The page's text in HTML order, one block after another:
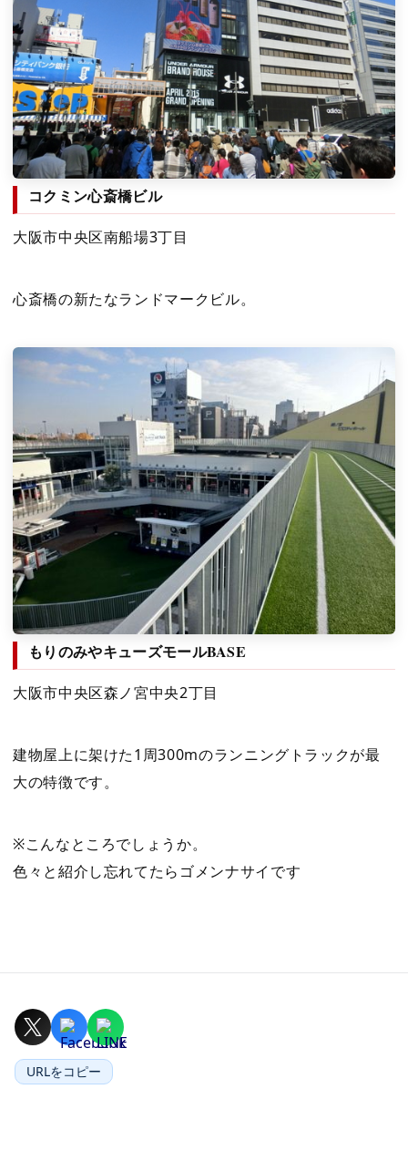
コクミン心斎橋ビル
大阪市中央区南船場3丁目
心斎橋の新たなランドマークビル。
もりのみやキューズモールBASE
大阪市中央区森ノ宮中央2丁目
建物屋上に架けた1周300mのランニングトラックが最
大の特徴です。
※こんなところでしょうか。
色々と紹介し忘れてたらゴメンナサイです
URLをコピー